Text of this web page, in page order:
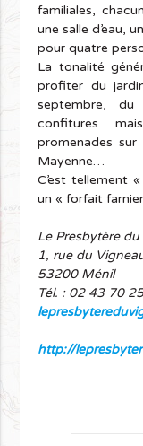
familiales,
une salle d’eau,
pour quatre
La tonalité
profiter du
septembre,
confitures
promenades
Mayenne…
C’est tellement
un « forfait
Le Presbytère
1, rue du
53200 Ménil
Tél. : 02 43 70
http://